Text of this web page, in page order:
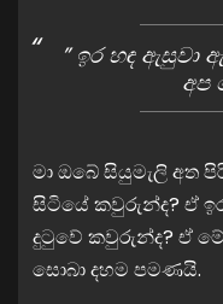
” ඉර හඳ
අප
මා ඔබේ සියුමැලි අත
සිටියේ කවුරුන්ද? ඒ
දුටුවේ කවුරුන්ද? ඒ
සොබා දහම පමණයි.